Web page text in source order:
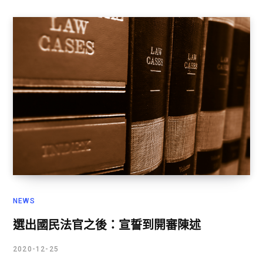
NEWS
選出國民法官之後：宣誓到開審陳述
2020-12-25